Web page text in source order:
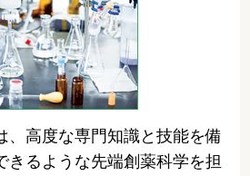
、高度な専門知識と技能を備
きるような先端創薬科学を担